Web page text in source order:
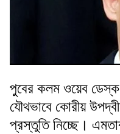
পুবের কলম ওয়েব
যৌথভাবে কোরীয়
প্রস্তুতি নিচ্ছে।